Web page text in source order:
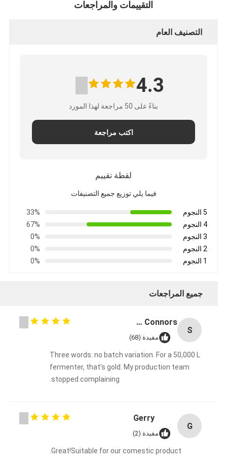
التقييمات والمراجعات
التصنيف العام
4.3
بناءً على 50 مراجعة لهذا المورد
اكتب مراجعة
لقطة تقييم
فيما يلي توزيع جميع التصنيفات
5 النجوم
33%
4 النجوم
67%
3 النجوم
0%
2 النجوم
0%
1 النجوم
0%
جميع المراجعات
S
Sarah Connors
مفيدة (68)
Three words: no batch variation. For a 50,000 L
fermenter, that’s gold. My production team
stopped complaining.
G
Gerry
مفيدة (2)
Great!Suitable for our comestic product.